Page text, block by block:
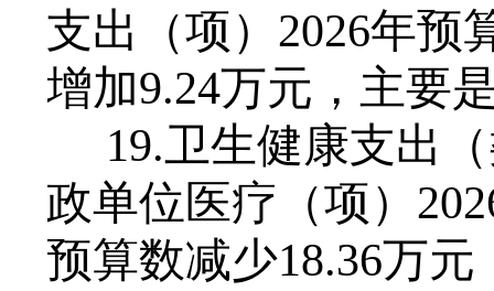
支出（项）2026年预
增加9.24万元，主要
19.卫生健康支出
政单位医疗（项）202
预算数减少18.36万元